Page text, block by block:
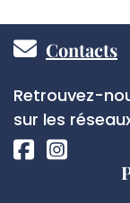
Pied
de
page
Contacts
Réseaux
sociaux
Retrouvez-
sur les